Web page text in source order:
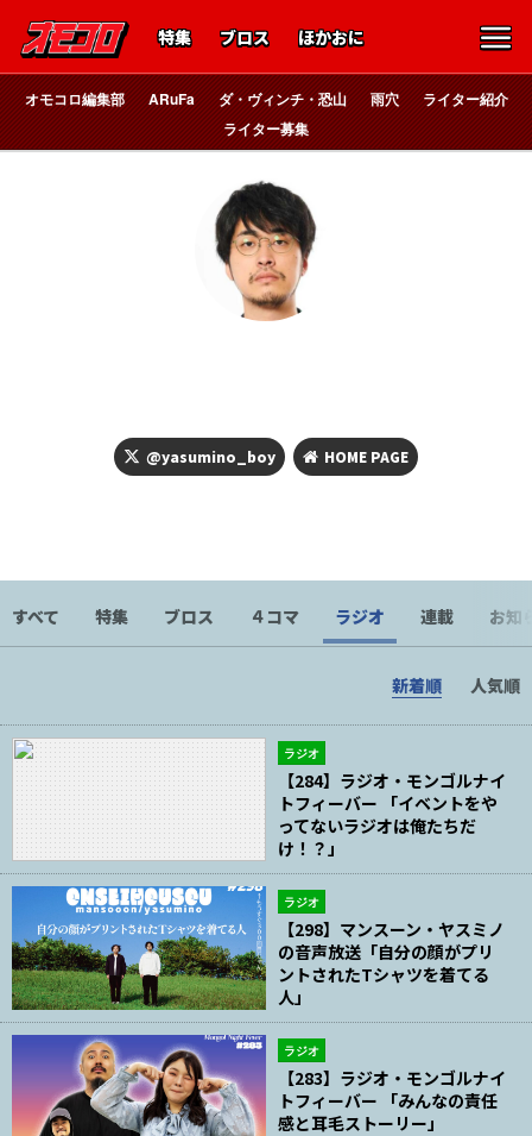
特集 ブロス ほかおに
オモコロ編集部 ARuFa ダ・ヴィンチ・恐山 雨穴
ライター紹介
ライター募集
@yasumino_boy HOME PAGE
すべて 特集 ブロス ４コマ ラジオ 連載 お知
新着順 人気順
ラジオ
【284】ラジオ・モンゴルナイ
トフィーバー 「イベントをや
ってないラジオは俺たちだ
け！？」
ラジオ
【298】マンスーン・ヤスミノ
の音声放送「自分の顔がプリ
ントされたTシャツを着てる
人」
ラジオ
【283】ラジオ・モンゴルナイ
トフィーバー 「みんなの責任
感と耳毛ストーリー」